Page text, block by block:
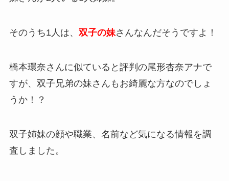
そのうち1人は、 双子の妹さんなんだそうですよ！
橋本環奈さんに似ていると評判の尾形杏奈アナで
すが、双子兄弟の妹さんもお綺麗な方なのでしょ
うか！？
双子姉妹の顔や職業、名前など気になる情報を調
査しました。